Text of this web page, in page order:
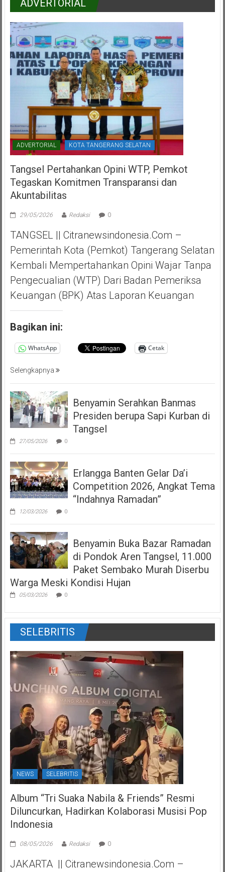
ADVERTORIAL
ADVERTORIAL KOTA TANGERANG SELATAN
Tangsel Pertahankan Opini WTP, Pemkot
Tegaskan Komitmen Transparansi dan
Akuntabilitas
29/05/2026 Redaksi 0
TANGSEL || Citranewsindonesia.com –
Pemerintah Kota (Pemkot) Tangerang Selatan
Kembali Mempertahankan Opini Wajar Tanpa
Pengecualian (WTP) Dari Badan Pemeriksa
Keuangan (BPK) Atas Laporan Keuangan
Bagikan ini:
WhatsApp Cetak
Selengkapnya
Benyamin Serahkan Banmas
Presiden berupa Sapi Kurban di
Tangsel
27/05/2026 0
Erlangga Banten Gelar Da’i
Competition 2026, Angkat Tema
“Indahnya Ramadan”
12/03/2026 0
Benyamin Buka Bazar Ramadan
di Pondok Aren Tangsel, 11.000
Paket Sembako Murah Diserbu
Warga Meski Kondisi Hujan
05/03/2026 0
SELEBRITIS
NEWS SELEBRITIS
Album “Tri Suaka Nabila & Friends” Resmi
Diluncurkan, Hadirkan Kolaborasi Musisi Pop
Indonesia
08/05/2026 Redaksi 0
JAKARTA || Citranewsindonesia.com –